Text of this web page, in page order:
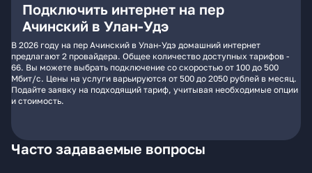
Подключить интернет на пер
Ачинский в Улан-Удэ
В 2026 году на пер Ачинский в Улан-Удэ домашний интернет
предлагают 2 провайдера. Общее количество доступных тарифов -
66. Вы можете выбрать подключение со скоростью от 100 до 500
Мбит/с. Цены на услуги варьируются от 500 до 2050 рублей в месяц.
Подайте заявку на подходящий тариф, учитывая необходимые опции
и стоимость.
Часто задаваемые вопросы